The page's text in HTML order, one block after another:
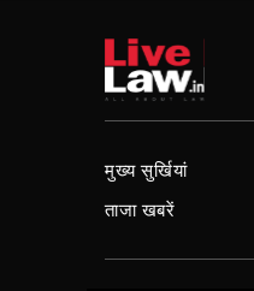
मुख्य सुर्खियां
ताजा खबरें